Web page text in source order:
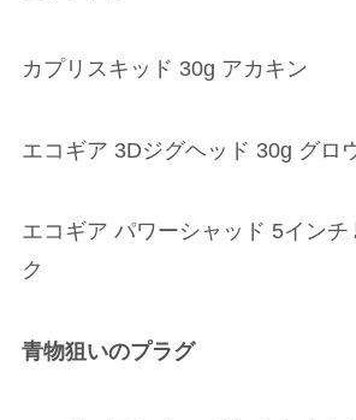
カプリスキッド 30g アカキン
エコギア 3Dジグヘッド 30g グロ
エコギア パワーシャッド 5インチ
ク
青物狙いのプラグ